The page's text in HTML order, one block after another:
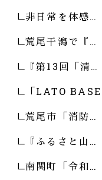
非日常を体感…
荒尾干潟で『…
『第13回「清…
「LATO
荒尾市「消防…
『ふるさと山…
南関町「令和…